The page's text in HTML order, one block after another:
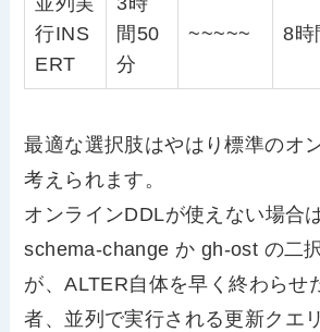
行INS
ERT
間50
分
~~~~~ 8時
最適な選択肢はやはり標準のオ
考えられます。
オンラインDDLが使えない場合
schema-change か gh-ost の二
が、ALTER自体を早く終わらせ
者、並列で実行される更新クエ